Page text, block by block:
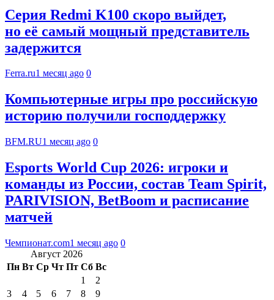
Серия Redmi K100 скоро выйдет,
но её самый мощный представитель
задержится
Ferra.ru1 месяц ago 0
Компьютерные игры про российскую
историю получили господдержку
BFM.RU1 месяц ago 0
Esports World Cup 2026: игроки и
команды из России, состав Team Spirit,
PARIVISION, BetBoom и расписание
матчей
Чемпионат.com1 месяц ago 0
Август 2026
Пн Вт Ср Чт Пт Сб Вс
1
2
3
4 5 6 7 8
9